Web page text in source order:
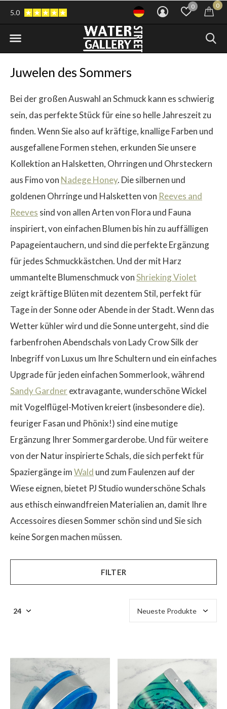
0 0
5.0
Juwelen des Sommers
Bei der großen Auswahl an Schmuck kann es schwierig
sein, das perfekte Stück für eine so helle Jahreszeit zu
finden. Wenn Sie also auf kräftige, knallige Farben und
ausgefallene Formen stehen, erkunden Sie unsere
Kollektion an Halsketten, Ohrringen und Ohrsteckern
aus Fimo von Nadege Honey. Die silbernen und
goldenen Ohrringe und Halsketten von Reeves and
Reeves sind von allen Arten von Flora und Fauna
inspiriert, von einfachen Blumen bis hin zu auffälligen
Papageientauchern, und sind die perfekte Ergänzung
für jedes Schmuckkästchen. Und der mit Harz
ummantelte Blumenschmuck vonShrieking Violet
zeigt kräftige Blüten mit dezentem Stil, perfekt für
Tage in der Sonne oder Abende in der Stadt. Wenn das
Wetter kühler wird und die Sonne untergeht, sind die
farbenfrohen Abendschals von Lady Crow Silk der
Inbegriff von Luxus um Ihre Schultern und ein einfaches
Upgrade für jeden einfachen Sommerlook, während
Sandy Gardnerextravagante, wunderschöne Wickel
mit Vogelflügel-Motiven kreiert (insbesondere die).
feuriger Fasan und Phönix!) sind eine mutige
Ergänzung Ihrer Sommergarderobe. Und für weitere
von der Natur inspirierte Schals, die sich perfekt für
Spaziergänge imWald und zum Faulenzen auf der
Wiese eignen, bietet PJ Studio wunderschöne Schals
aus ethisch einwandfreien Materialien an, damit Ihre
Accessoires diesen Sommer schön sind und Sie sich
keine Sorgen machen müssen.
FILTER